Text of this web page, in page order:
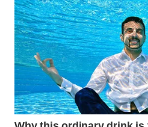
WN
TAPANULI
UTARA
WN
SAMOSIR
WN
PADANG